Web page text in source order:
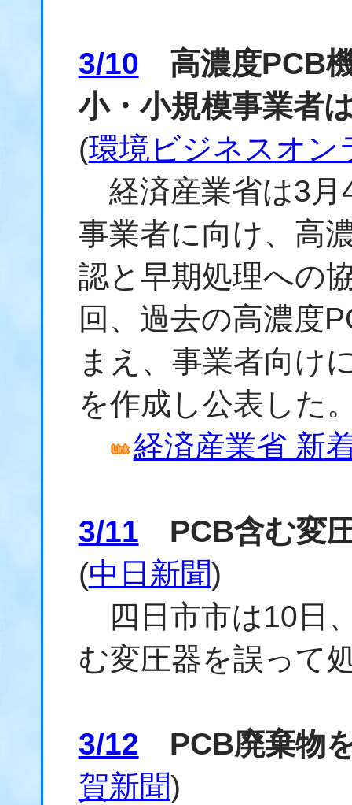
3/10 高濃度PCB
小・小規模事業者
(環境ビジネスオン
経済産業省は3月
事業者に向け、高
認と早期処理への
回、過去の高濃度
まえ、事業者向け
を作成し公表した
経済産業省 新
3/11 PCB含む変
(中日新聞)
四日市市は10日
む変圧器を誤って
3/12 PCB廃棄物
賀新聞)